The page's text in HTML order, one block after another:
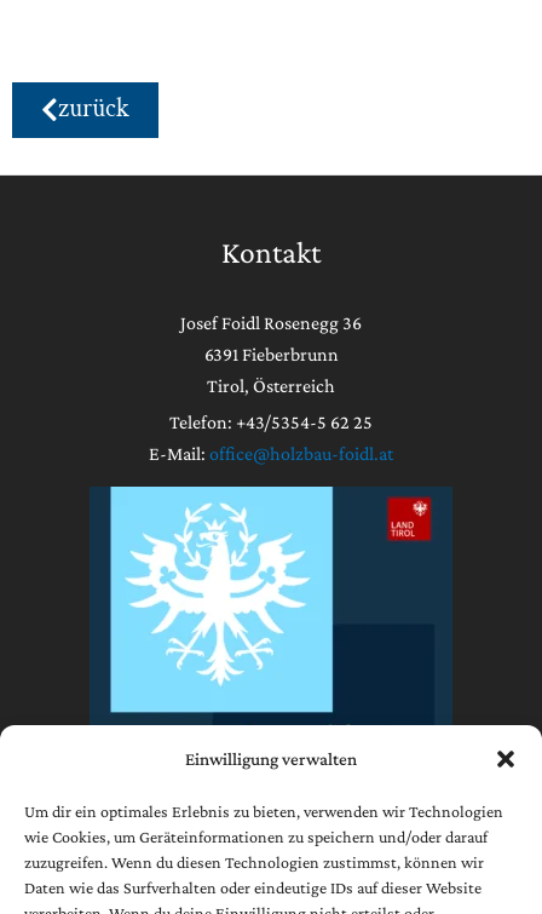
Einwilligung verwalten
Um dir ein optimales Erlebnis zu bieten, verwenden wir Technologien
wie Cookies, um Geräteinformationen zu speichern und/oder darauf
zuzugreifen. Wenn du diesen Technologien zustimmst, können wir
Daten wie das Surfverhalten oder eindeutige IDs auf dieser Website
zurück
Kontakt
Josef Foidl Rosenegg 36
6391 Fieberbrunn
Tirol, Österreich
Telefon: +43/5354-5 62 25
E-Mail: office@holzbau-foidl.at
Impressum
Datenschutzerklärung